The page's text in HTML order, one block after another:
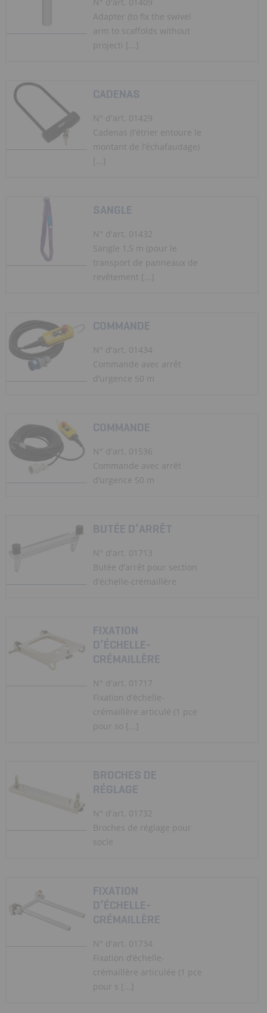
Adapter (to fix the swivel
arm to scaffolds without
projecti [...]
CADENAS
N° d'art. 01429
Cadenas (l’étrier entoure le
montant de l’échafaudage)
[...]
SANGLE
N° d'art. 01432
Sangle 1,5 m (pour le
transport de panneaux de
revêtement [...]
COMMANDE
N° d'art. 01434
Commande avec arrêt
d’urgence 50 m
COMMANDE
N° d'art. 01536
Commande avec arrêt
d’urgence 50 m
BUTÉE D’ARRÊT
N° d'art. 01713
Butée d’arrêt pour section
d’échelle-crémaillère
FIXATION
D’ÉCHELLE-
CRÉMAILLÈRE
N° d'art. 01717
Fixation d’échelle-
crémaillère articulé (1 pce
pour so [...]
BROCHES DE
RÉGLAGE
N° d'art. 01732
Broches de réglage pour
socle
FIXATION
D’ÉCHELLE-
CRÉMAILLÈRE
N° d'art. 01734
Fixation d’échelle-
crémaillère articulée (1 pce
pour s [...]